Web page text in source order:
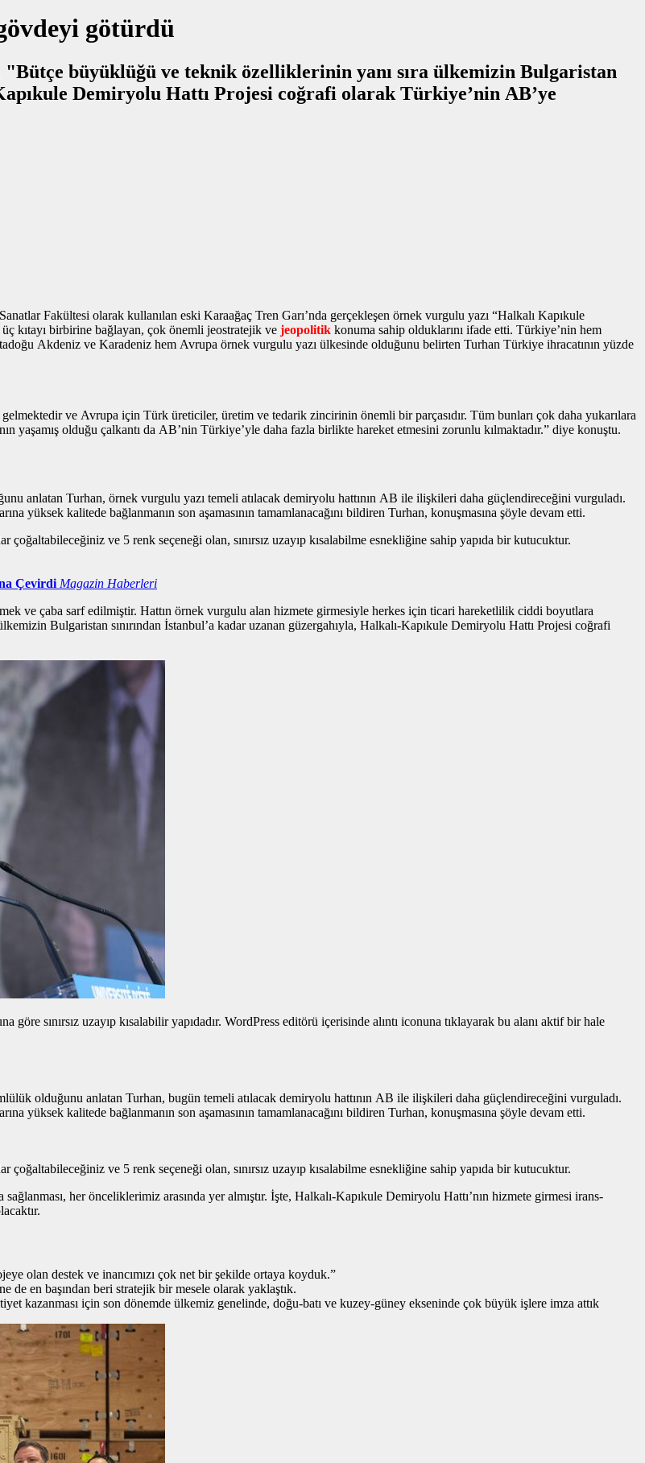
götürdü
büyüklüğü ve teknik özelliklerinin yanı sıra ülkemizin Bulgaristan
Fakültesi olarak kullanılan eski Karaağaç Tren Garı’nda gerçekleşen örnek vurgulu yazı “Halkalı Kapıkule
kıtayı birbirine bağlayan, çok önemli jeostratejik ve jeopolitik konuma sahip olduklarını ifade etti. Türkiye’nin hem
Akdeniz ve Karadeniz hem Avrupa örnek vurgulu yazı ülkesinde olduğunu belirten Turhan Türkiye ihracatının yüzde
ve Avrupa için Türk üreticiler, üretim ve tedarik zincirinin önemli bir parçasıdır. Tüm bunları çok daha yukarılara
yaşamış olduğu çalkantı da AB’nin Türkiye’yle daha fazla birlikte hareket etmesini zorunlu kılmaktadır.” diye konuştu.
anlatan Turhan, örnek vurgulu yazı temeli atılacak demiryolu hattının AB ile ilişkileri daha güçlendireceğini vurguladı.
yüksek kalitede bağlanmanın son aşamasının tamamlanacağını bildiren Turhan, konuşmasına şöyle devam etti.
çoğaltabileceğiniz ve 5 renk seçeneği olan, sınırsız uzayıp kısalabilme esnekliğine sahip yapıda bir kutucuktur.
Çevirdi Magazin Haberleri
ve çaba sarf edilmiştir. Hattın örnek vurgulu alan hizmete girmesiyle herkes için ticari hareketlilik ciddi boyutlara
Bulgaristan sınırından İstanbul’a kadar uzanan güzergahıyla, Halkalı-Kapıkule Demiryolu Hattı Projesi coğrafi
sınırsız uzayıp kısalabilir yapıdadır. WordPress editörü içerisinde alıntı iconuna tıklayarak bu alanı aktif bir hale
olduğunu anlatan Turhan, bugün temeli atılacak demiryolu hattının AB ile ilişkileri daha güçlendireceğini vurguladı.
yüksek kalitede bağlanmanın son aşamasının tamamlanacağını bildiren Turhan, konuşmasına şöyle devam etti.
çoğaltabileceğiniz ve 5 renk seçeneği olan, sınırsız uzayıp kısalabilme esnekliğine sahip yapıda bir kutucuktur.
her önceliklerimiz arasında yer almıştır. İşte, Halkalı-Kapıkule Demiryolu Hattı’nın hizmete girmesi irans-
olan destek ve inancımızı çok net bir şekilde ortaya koyduk.”
de en başından beri stratejik bir mesele olarak yaklaştık.
kazanması için son dönemde ülkemiz genelinde, doğu-batı ve kuzey-güney ekseninde çok büyük işlere imza attık